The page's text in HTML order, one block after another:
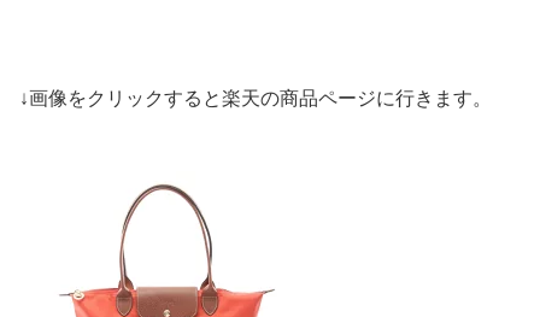
↓画像をクリックすると楽天の商品ページに行きます。